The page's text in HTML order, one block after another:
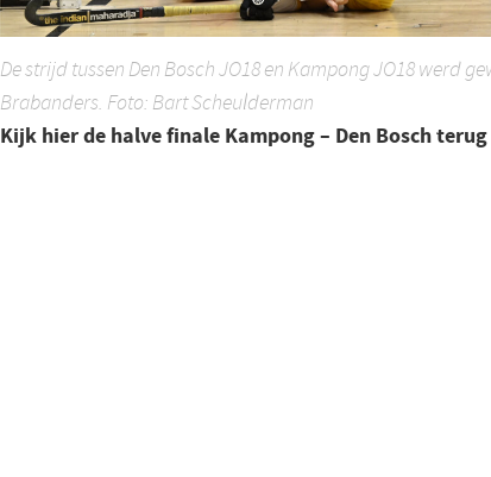
De strijd tussen Den Bosch JO18 en Kampong JO18 werd
Brabanders. Foto: Bart Scheulderman
Kijk hier de halve finale Kampong – Den Bosch terug